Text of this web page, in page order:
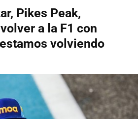
Pikes Peak,
a la F1 con
volviendo